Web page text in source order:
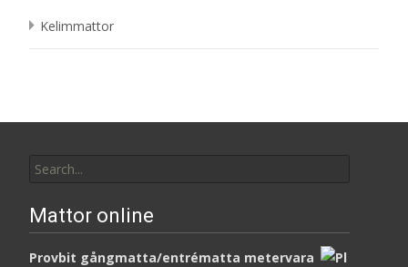
Kelimmattor
for:
Mattor online
Provbit gångmatta/entrématta metervara